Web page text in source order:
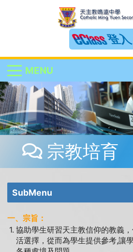
登
MENU
宗教培育
SubMenu
一、宗旨：
1. 協助學生研習天主教信仰的教義
活選擇，從而為學生提供參考,讓